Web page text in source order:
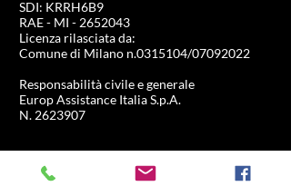
SDI: KRRH6B9
RAE - MI - 2652043
Licenza rilasciata da:
Comune di Milano n.0315104/07092022
Responsabilità civile e generale
Europ Assistance Italia S.p.A.
N. 2623907
Formula 1
INFORMAZIONI